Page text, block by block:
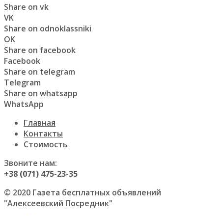
Share on vk
VK
Share on odnoklassniki
OK
Share on facebook
Facebook
Share on telegram
Telegram
Share on whatsapp
WhatsApp
Главная
Контакты
Стоимость
Звоните нам:
+38 (071) 475-23-35
© 2020 Газета бесплатных объявлений
"Алексеевский Посредник"